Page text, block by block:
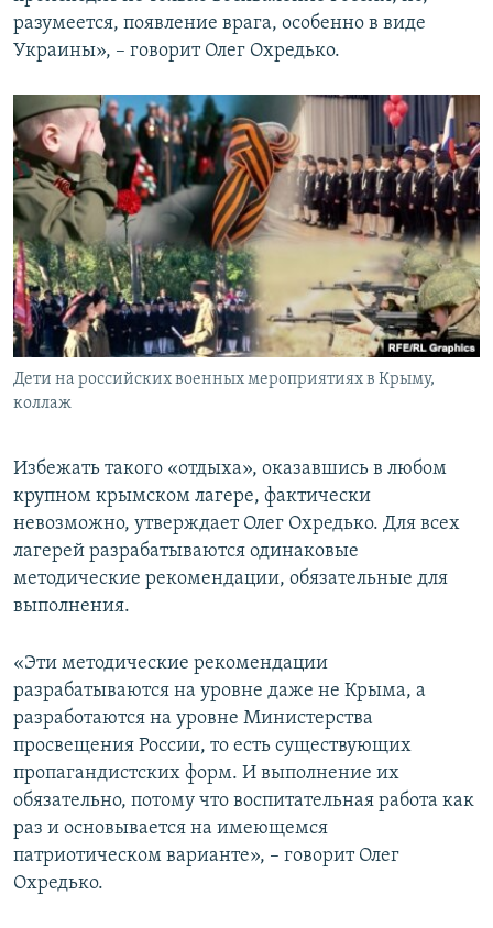
разумеется, появление врага, особенно в виде
Украины», – говорит Олег Охредько.
Дети на российских военных мероприятиях в Крыму,
коллаж
Избежать такого «отдыха», оказавшись в любом
крупном крымском лагере, фактически
невозможно, утверждает Олег Охредько. Для всех
лагерей разрабатываются одинаковые
методические рекомендации, обязательные для
выполнения.
«Эти методические рекомендации
разрабатываются на уровне даже не Крыма, а
разработаются на уровне Министерства
просвещения России, то есть существующих
пропагандистских форм. И выполнение их
обязательно, потому что воспитательная работа как
раз и основывается на имеющемся
патриотическом варианте», – говорит Олег
Охредько.